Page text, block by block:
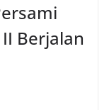
Berjalan